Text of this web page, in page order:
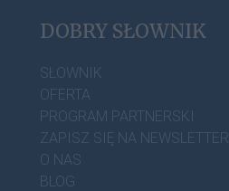
DOBRY SŁOWNIK
SŁOWNIK
OFERTA
PROGRAM PARTNERSKI
ZAPISZ SIĘ NA NEWSLETTER
O NAS
BLOG